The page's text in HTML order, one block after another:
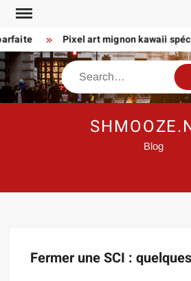
Skip
content
Pixel art mignon kawaii
Search
Blog
Fermer une SCI :